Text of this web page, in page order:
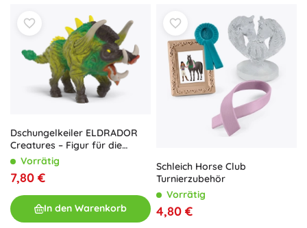
Dschungelkeiler ELDRADOR
Creatures – Figur für die
Fantasiewelt
Vorrätig
7,80 €
In den Warenkorb
Schleich Horse Club
Turnierzubehör
Vorrätig
4,80 €